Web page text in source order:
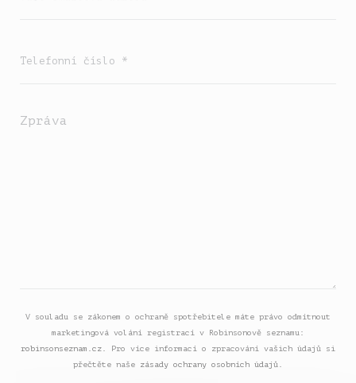
V souladu se zákonem o ochraně spotřebitele máte právo odmítnout
marketingová volání registrací v Robinsonově seznamu:
robinsonseznam.cz . Pro více informací o zpracování vašich údajů si
přečtěte naše zásady ochrany osobních údajů